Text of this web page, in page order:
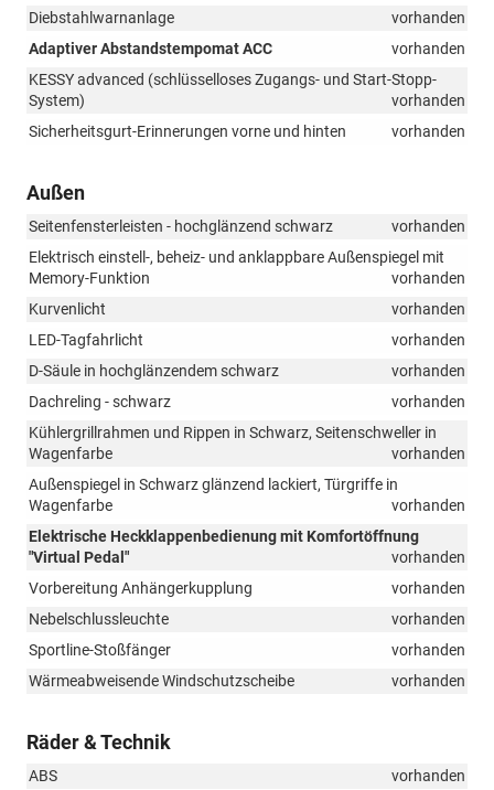
Diebstahlwarnanlage
vorhanden
Adaptiver Abstandstempomat ACC
vorhanden
KESSY advanced (schlüsselloses Zugangs- und Start-Stopp-
System)
vorhanden
Sicherheitsgurt-Erinnerungen vorne und hinten
vorhanden
Außen
Seitenfensterleisten - hochglänzend schwarz
vorhanden
Elektrisch einstell-, beheiz- und anklappbare Außenspiegel mit
Memory-Funktion
vorhanden
Kurvenlicht
vorhanden
LED-Tagfahrlicht
vorhanden
D-Säule in hochglänzendem schwarz
vorhanden
Dachreling - schwarz
vorhanden
Kühlergrillrahmen und Rippen in Schwarz, Seitenschweller in
Wagenfarbe
vorhanden
Außenspiegel in Schwarz glänzend lackiert, Türgriffe in
Wagenfarbe
vorhanden
Elektrische Heckklappenbedienung mit Komfortöffnung
"Virtual Pedal"
vorhanden
Vorbereitung Anhängerkupplung
vorhanden
Nebelschlussleuchte
vorhanden
Sportline-Stoßfänger
vorhanden
Wärmeabweisende Windschutzscheibe
vorhanden
Räder & Technik
ABS vorhanden